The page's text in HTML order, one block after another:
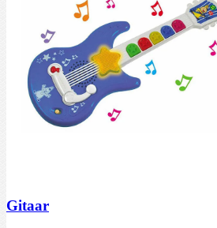
Gitaar